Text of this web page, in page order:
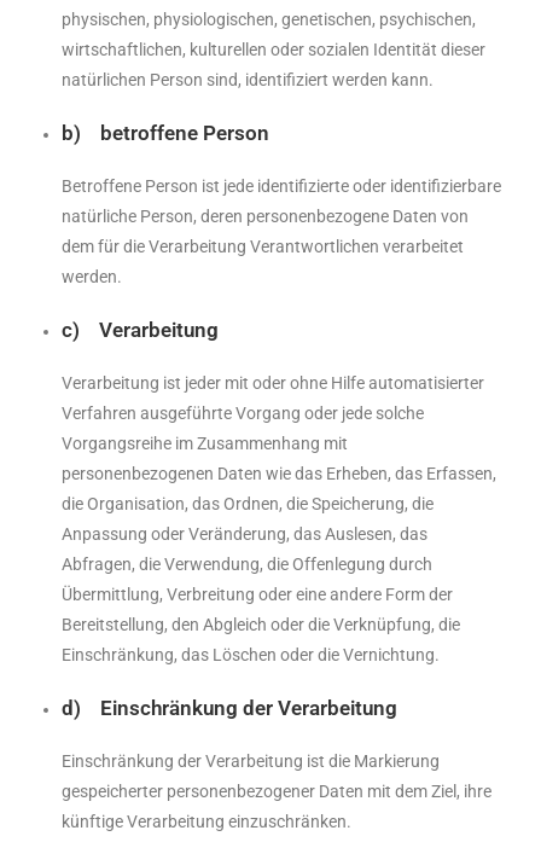
physischen, physiologischen, genetischen, psychischen,
wirtschaftlichen, kulturellen oder sozialen Identität dieser
natürlichen Person sind, identifiziert werden kann.
b) betroffene Person
Betroffene Person ist jede identifizierte oder identifizierbare
natürliche Person, deren personenbezogene Daten von
dem für die Verarbeitung Verantwortlichen verarbeitet
werden.
c) Verarbeitung
Verarbeitung ist jeder mit oder ohne Hilfe automatisierter
Verfahren ausgeführte Vorgang oder jede solche
Vorgangsreihe im Zusammenhang mit
personenbezogenen Daten wie das Erheben, das Erfassen,
die Organisation, das Ordnen, die Speicherung, die
Anpassung oder Veränderung, das Auslesen, das
Abfragen, die Verwendung, die Offenlegung durch
Übermittlung, Verbreitung oder eine andere Form der
Bereitstellung, den Abgleich oder die Verknüpfung, die
Einschränkung, das Löschen oder die Vernichtung.
d) Einschränkung der Verarbeitung
Einschränkung der Verarbeitung ist die Markierung
gespeicherter personenbezogener Daten mit dem Ziel, ihre
künftige Verarbeitung einzuschränken.